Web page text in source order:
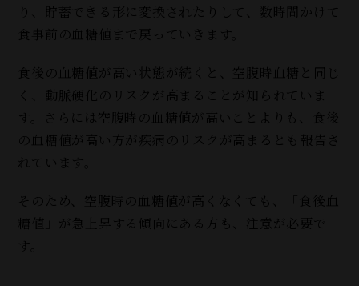
り、貯蓄できる形に変換されたりして、数時間かけて
食事前の血糖値まで戻っていきます。
食後の血糖値が高い状態が続くと、空腹時血糖と同じ
く、動脈硬化のリスクが高まることが知られていま
す。さらには空腹時の血糖値が高いことよりも、食後
の血糖値が高い方が疾病のリスクが高まるとも報告さ
れています。
そのため、空腹時の血糖値が高くなくても、「食後血
糖値」が急上昇する傾向にある方も、注意が必要で
す。